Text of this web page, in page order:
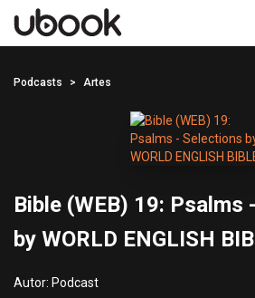
Podcasts Artes
Bible (WEB) 19: Psalms
by WORLD ENGLISH
Autor: Podcast